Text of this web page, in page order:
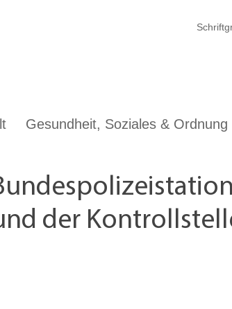
Gesundheit, Soziales & Ordnung
der